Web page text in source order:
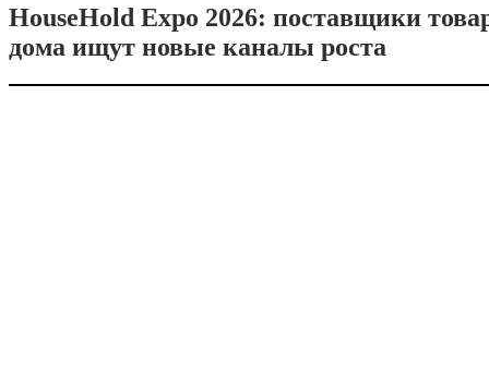
HouseHold Expo 2026: поставщики
дома ищут новые каналы роста